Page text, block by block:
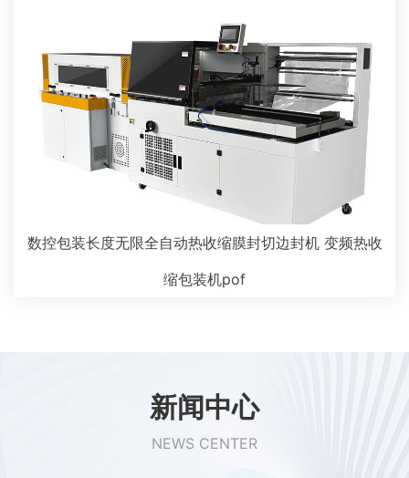
数控包装长度无限全自动热收缩膜封切边封机 变频热收
缩包装机pof
新闻中心
NEWS CENTER